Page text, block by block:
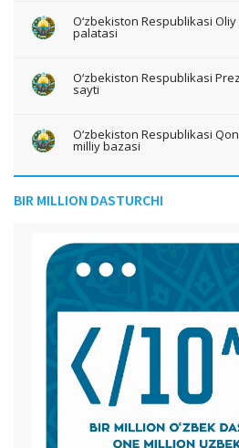
O‘zbekiston Respublikasi
palatasi
O‘zbekiston Respublikasi
sayti
O‘zbekiston Respublikasi
milliy bazasi
BIR MILLION DASTURCHI